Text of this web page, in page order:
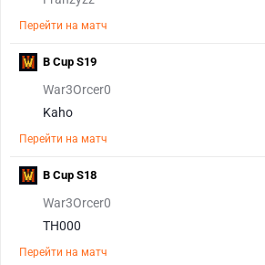
Перейти на матч
War3Orcer0
Kaho
Перейти на матч
B Cup S19
War3Orcer0
TH000
Перейти на матч
B Cup S18